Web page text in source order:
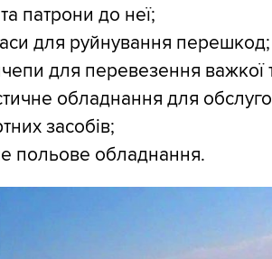
патрони до неї;
для руйнування перешкод;
для перевезення важкої
обладнання для
засобів;
польове обладнання.